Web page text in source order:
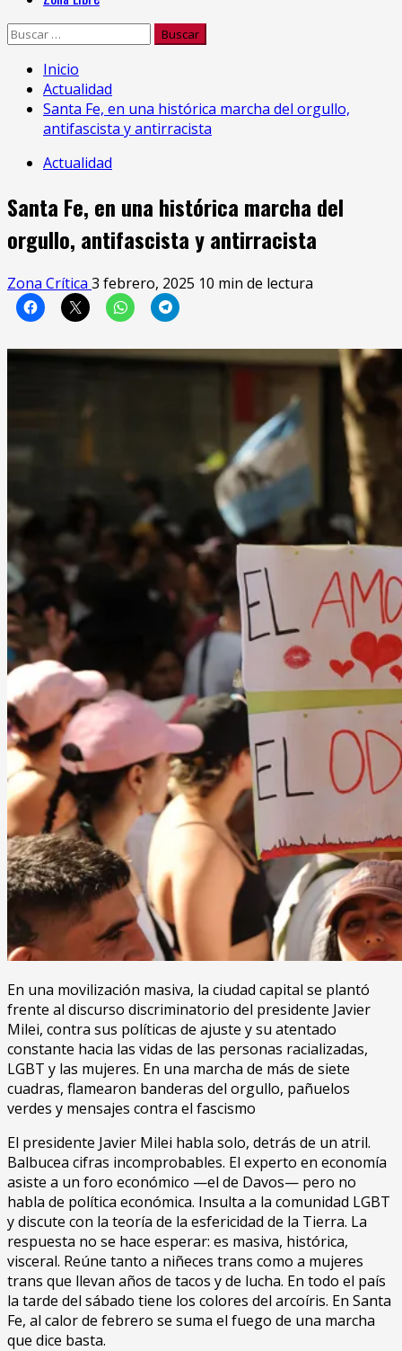
Buscar:
Inicio
Actualidad
Santa Fe, en una histórica marcha del orgullo,
antifascista y antirracista
Actualidad
Santa Fe, en una histórica marcha del
orgullo, antifascista y antirracista
Zona Crítica 3 febrero, 2025 10 min de lectura
En una movilización masiva, la ciudad capital se plantó
frente al discurso discriminatorio del presidente Javier
Milei, contra sus políticas de ajuste y su atentado
constante hacia las vidas de las personas racializadas,
LGBT y las mujeres. En una marcha de más de siete
cuadras, flamearon banderas del orgullo, pañuelos
verdes y mensajes contra el fascismo
El presidente Javier Milei habla solo, detrás de un atril.
Balbucea cifras incomprobables. El experto en economía
asiste a un foro económico —el de Davos— pero no
habla de política económica. Insulta a la comunidad LGBT
y discute con la teoría de la esfericidad de la Tierra. La
respuesta no se hace esperar: es masiva, histórica,
visceral. Reúne tanto a niñeces trans como a mujeres
trans que llevan años de tacos y de lucha. En todo el país
la tarde del sábado tiene los colores del arcoíris. En Santa
Fe, al calor de febrero se suma el fuego de una marcha
que dice basta.